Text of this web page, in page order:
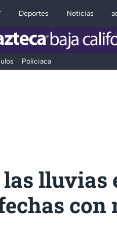
Deportes Noticias
Policiaca
lluvias
con